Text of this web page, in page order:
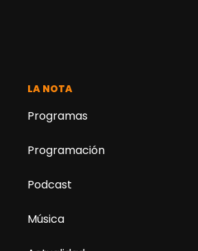
LA NOTA
Programas
Programación
Podcast
Música